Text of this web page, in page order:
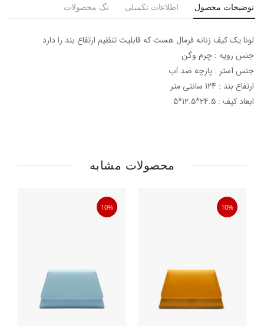
توضیحات محصول اطلاعات تکمیلی تگ محصولات
لونا یک کیف زنانه فرمال هست که قابلیت تنظیم ارتفاع بند را دارد
جنس رویه : چرم وگن
جنس آستر : پارچه ضد آب
ارتفاع بند : 124 سانتی متر
ابعاد کیف : 24.5*12.5*5
محصولات مشابه
10%
10%